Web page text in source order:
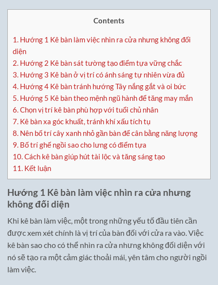
Contents
1. Hướng 1 Kê bàn làm việc nhìn ra cửa nhưng không đối
diện
2. Hướng 2 Kê bàn sát tường tạo điểm tựa vững chắc
3. Hướng 3 Kê bàn ở vị trí có ánh sáng tự nhiên vừa đủ
4. Hướng 4 Kê bàn tránh hướng Tây nắng gắt và oi bức
5. Hướng 5 Kê bàn theo mệnh ngũ hành để tăng may mắn
6.Chọn vị trí kê bàn phù hợp với tuổi chủ nhân
7. Kê bàn xa góc khuất, tránh khí xấu tích tụ
8. Nên bố trí cây xanh nhỏ gần bàn để cân bằng năng lượng
9. Bố trí ghế ngồi sao cho lưng có điểm tựa
10.Cách kê bàn giúp hút tài lộc và tăng sáng tạo
11. Kết luận
Hướng 1 Kê bàn làm việc nhìn ra cửa nhưng
không đối diện
Khi kê bàn làm việc, một trong những yếu tố đầu tiên cần
được xem xét chính là vị trí của bàn đối với cửa ra vào. Việc
kê bàn sao cho có thể nhìn ra cửa nhưng không đối diện với
nó sẽ tạo ra một cảm giác thoải mái, yên tâm cho người ngồi
làm việc.